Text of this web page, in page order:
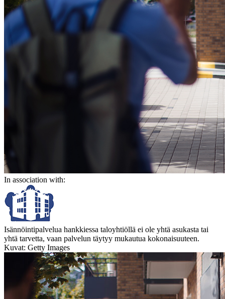
In association with:
Isännöintipalvelua hankkiessa taloyhtiöllä ei ole yhtä asukasta tai
yhtä tarvetta, vaan palvelun täytyy mukautua kokonaisuuteen.
Kuvat: Getty Images